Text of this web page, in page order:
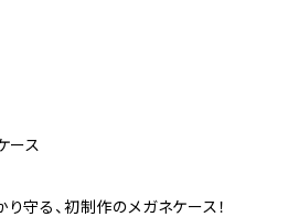
ース
守る、初制作のメガネケース！